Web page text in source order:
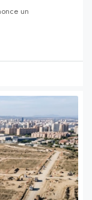
un